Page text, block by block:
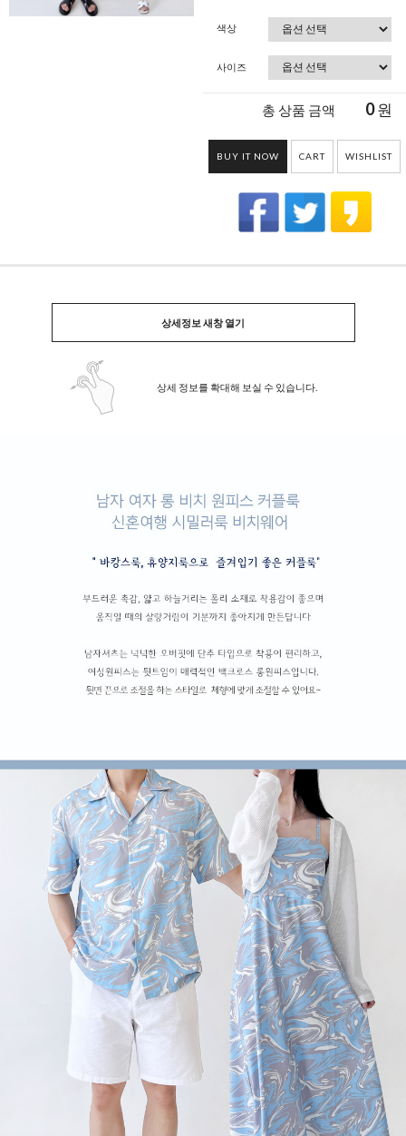
색상
사이즈
총 상품 금액 0원
BUY IT NOW CART WISHLIST
상세정보 새창 열기
상세 정보를 확대해 보실 수 있습니다.